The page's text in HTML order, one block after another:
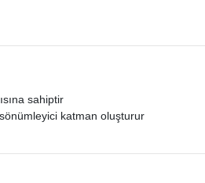
sahiptir
katman oluşturur